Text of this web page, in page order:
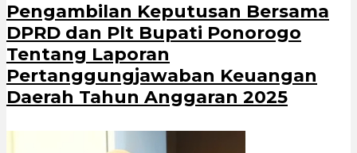
Pengambilan Keputusan Bersama
DPRD dan Plt Bupati Ponorogo
Tentang Laporan
Pertanggungjawaban Keuangan
Daerah Tahun Anggaran 2025